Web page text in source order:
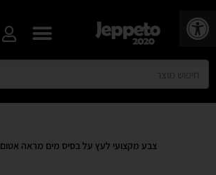
פתח סרגל נגישות
צבע מקצועי לעץ על בסיס מים מראה אטום WOLMAN